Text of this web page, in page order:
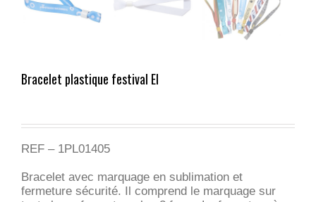
Bracelet plastique festival El
REF – 1PL01405
Bracelet avec marquage en sublimation et
fermeture sécurité. Il comprend le marquage sur